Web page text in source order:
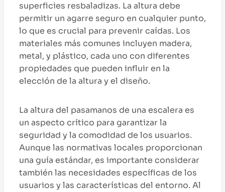
superficies resbaladizas. La altura debe
permitir un agarre seguro en cualquier punto,
lo que es crucial para prevenir caídas. Los
materiales más comunes incluyen madera,
metal, y plástico, cada uno con diferentes
propiedades que pueden influir en la
elección de la altura y el diseño.
La altura del pasamanos de una escalera es
un aspecto crítico para garantizar la
seguridad y la comodidad de los usuarios.
Aunque las normativas locales proporcionan
una guía estándar, es importante considerar
también las necesidades específicas de los
usuarios y las características del entorno. Al